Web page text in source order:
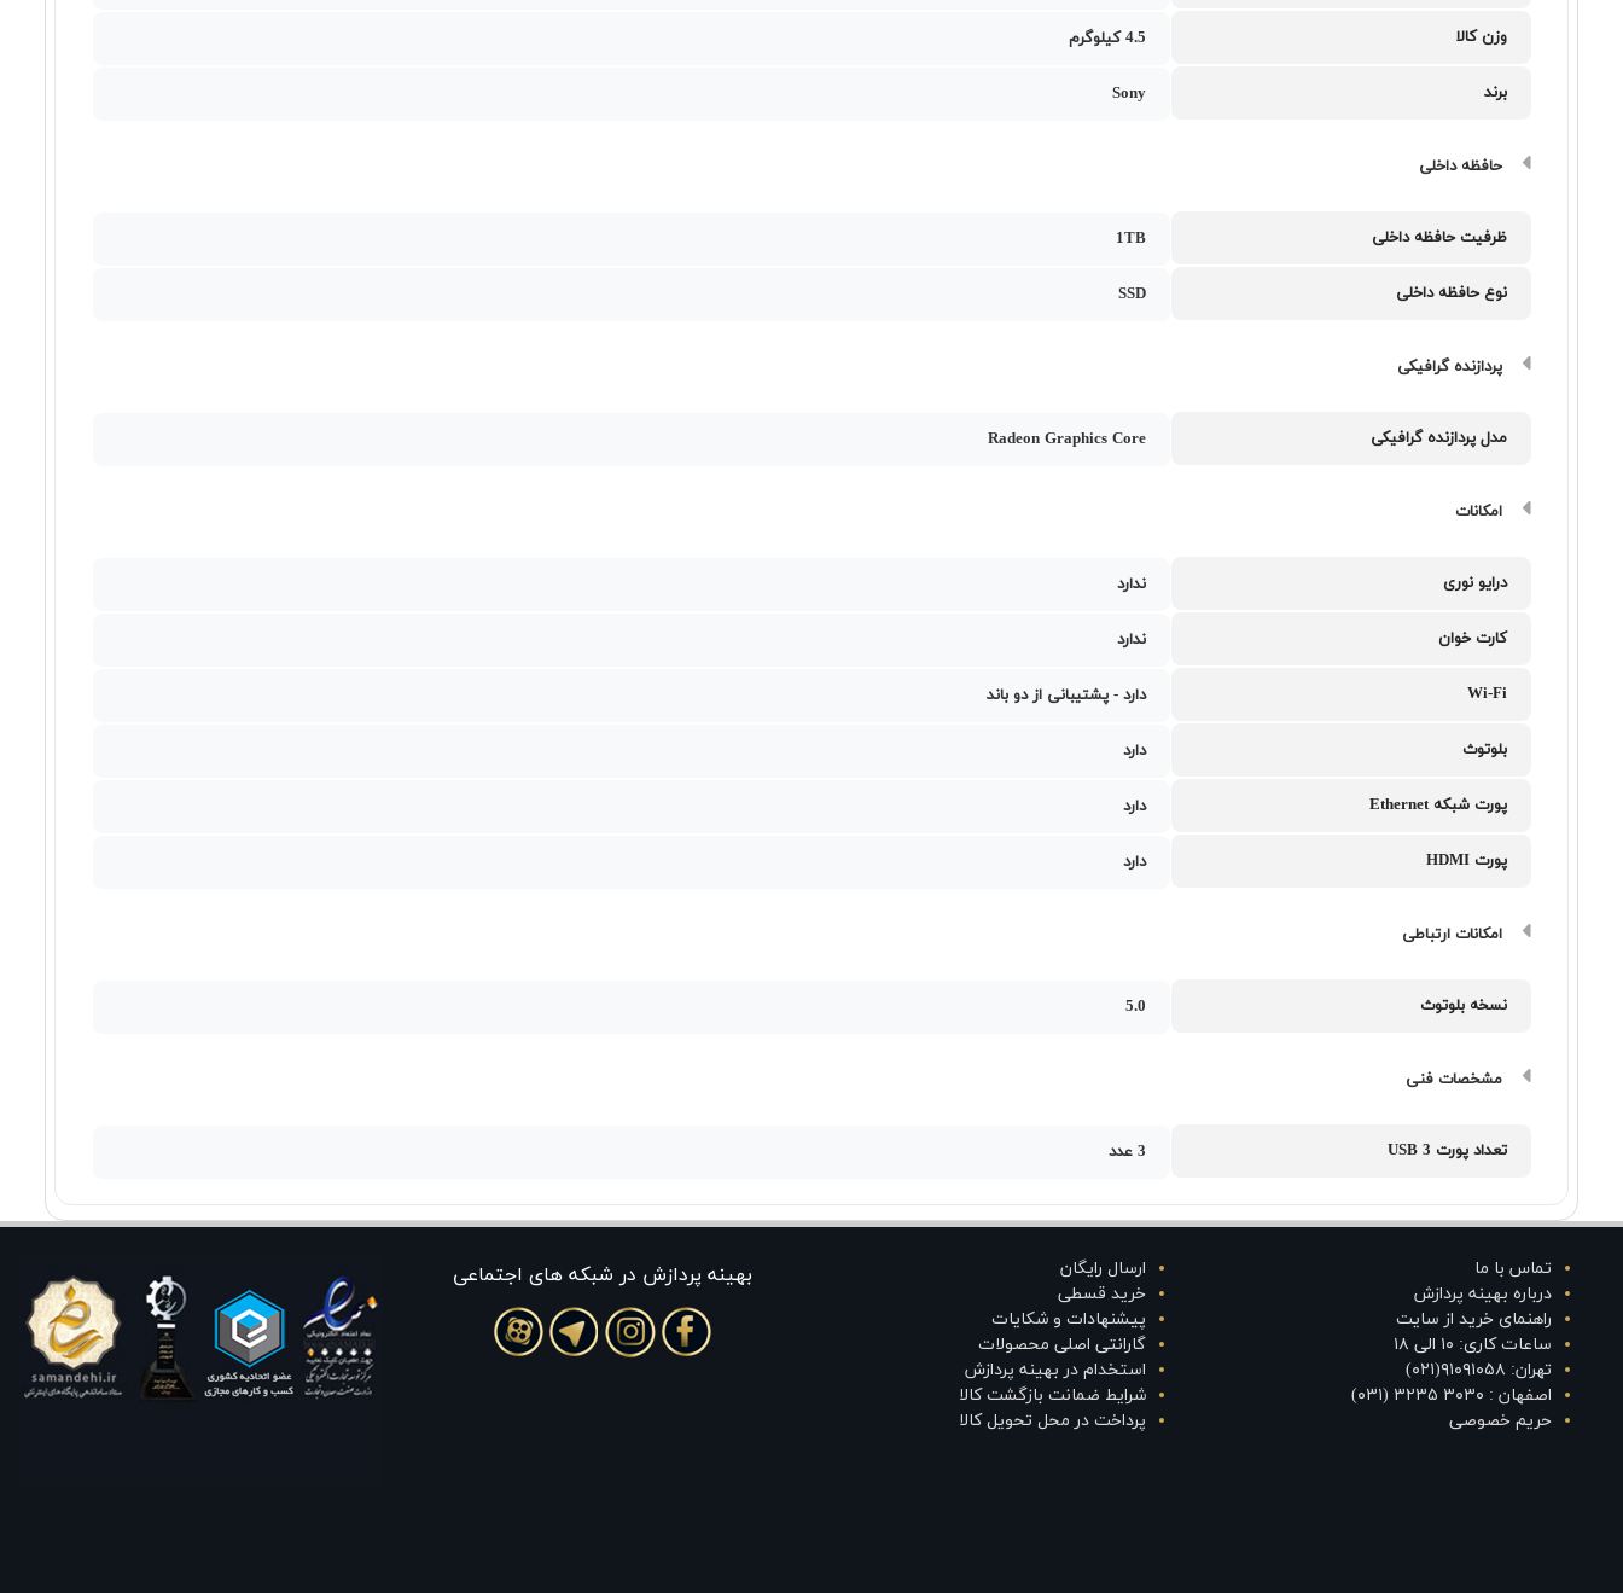
وزن کالا 4.5 کیلوگرم
برند Sony
حافظه داخلی
ظرفیت حافظه داخلی 1TB
نوع حافظه داخلی SSD
پردازنده گرافیکی
مدل پردازنده گرافیکی Radeon Graphics Core
امکانات
درایو نوری ندارد
کارت خوان ندارد
Wi-Fi دارد - پشتیبانی از دو باند
بلوتوث دارد
پورت شبکه Ethernet دارد
پورت HDMI دارد
امکانات ارتباطی
نسخه بلوتوث 5.0
مشخصات فنی
تعداد پورت USB 3 3 عدد
تماس با ما
درباره بهینه پردازش
راهنمای خرید از سایت
ساعات کاری: ۱۰ الی ۱۸
تهران: ۹۱۰۹۱۰۵۸(۰۲۱)
اصفهان : ۳۰۳۰ ۳۲۳۵ (۰۳۱)
حریم خصوصی
ارسال رایگان
خرید قسطی
پیشنهادات و شکایات
گارانتی اصلی محصولات
استخدام در بهینه پردازش
شرایط ضمانت بازگشت کالا
پرداخت در محل تحویل کالا
بهينه پردازش در شبکه های اجتماعی